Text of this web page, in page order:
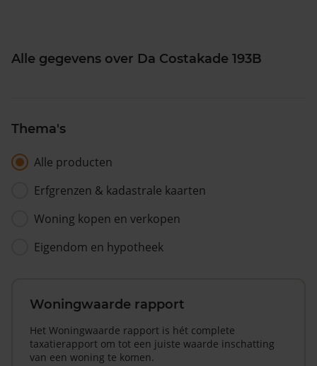
Alle gegevens over Da Costakade 193B
Thema's
Alle producten
Erfgrenzen & kadastrale kaarten
Woning kopen en verkopen
Eigendom en hypotheek
Woningwaarde rapport
Het Woningwaarde rapport is hét complete
taxatierapport om tot een juiste waarde inschatting
van een woning te komen.